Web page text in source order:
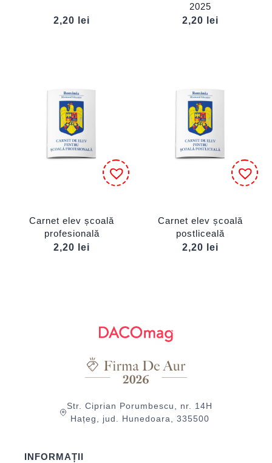
2,20 lei
2025
2,20
lei
Carnet elev școală
profesională
2,20
lei
Carnet elev școală
postliceală
2,20
lei
Str. Ciprian Porumbescu, nr. 14H
Hațeg, jud. Hunedoara, 335500
INFORMAȚII